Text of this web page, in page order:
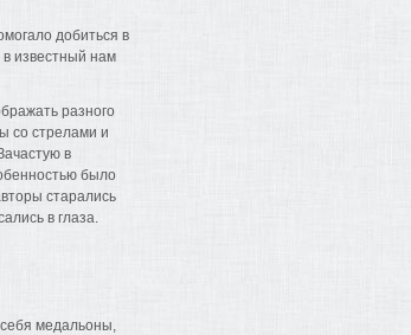
добиться в
в известный нам
разного
со стрелами и
в
было
старались
в глаза.
медальоны,